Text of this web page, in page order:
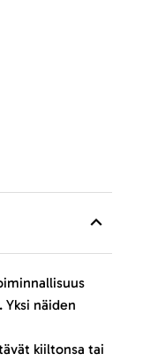
näiden
kiiltonsa tai